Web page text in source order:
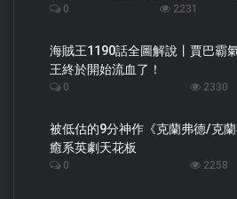
0 2231
海賊王1190話全圖解說丨賈巴霸
王終於開始流血了！
0 2330
被低估的9分神作《克蘭弗德/克
癒系英劇天花板
0 2258